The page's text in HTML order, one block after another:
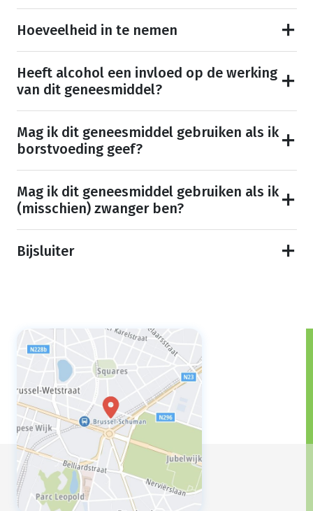
Hoeveelheid in te nemen
Heeft alcohol een invloed op de werking
van dit geneesmiddel?
Mag ik dit geneesmiddel gebruiken als ik
borstvoeding geef?
Mag ik dit geneesmiddel gebruiken als ik
(misschien) zwanger ben?
Bijsluiter